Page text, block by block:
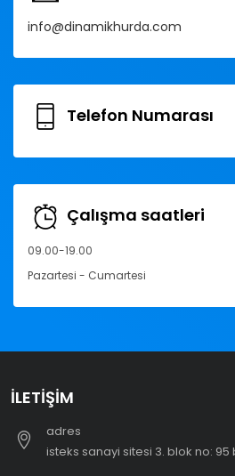
info@dinamikhurda.com
Telefon Numarası
Çalışma saatleri
09.00-19.00
Pazartesi - Cumartesi
İLETIŞIM
adres
i̇steks sanayi sitesi 3. blok no: